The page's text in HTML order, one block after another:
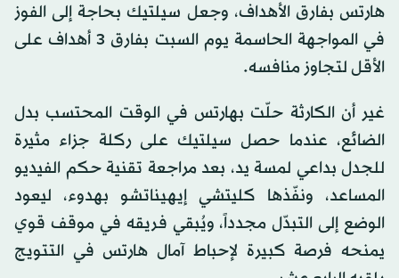
هارتس بفارق الأهداف، وجعل سيلتيك بحاجة إلى الفوز
في المواجهة الحاسمة يوم السبت بفارق 3 أهداف على
الأقل لتجاوز منافسه.
غير أن الكارثة حلّت بهارتس في الوقت المحتسب بدل
الضائع، عندما حصل سيلتيك على ركلة جزاء مثيرة
للجدل بداعي لمسة يد، بعد مراجعة تقنية حكم الفيديو
المساعد، ونفّذها كليتشي إيهيناتشو بهدوء، ليعود
الوضع إلى التبدّل مجدداً، ويُبقي فريقه في موقف قوي
يمنحه فرصة كبيرة لإحباط آمال هارتس في التتويج